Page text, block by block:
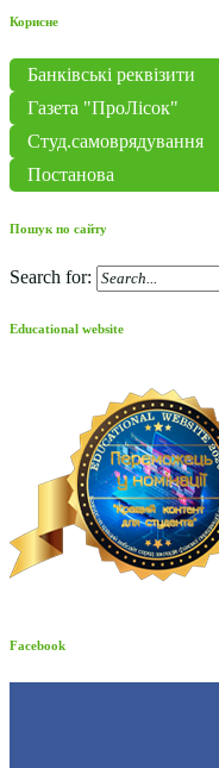
Корисне
Банківські реквізити
Газета "ПроЛісок"
Студ.самоврядування
Постанова
Пошук по сайту
Search for:
Educational website
Facebook